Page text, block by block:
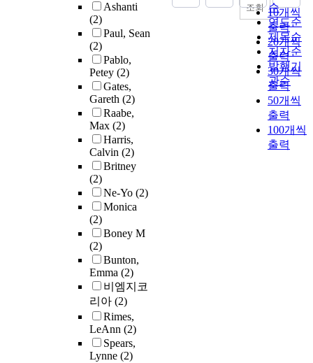
Ashanti
(2)
Paul, Sean
(2)
Pablo,
Petey (2)
Gates,
Gareth (2)
Raabe,
Max (2)
Harris,
Calvin (2)
Britney
(2)
Ne-Yo (2)
Monica
(2)
Boney M
(2)
Bunton,
Emma (2)
비엠지코
리아 (2)
Rimes,
LeAnn (2)
Spears,
Lynne (2)
순
연도순
제목순
저자순
발행기
관순
10개씩
출력
20개씩
출력
30개씩
출력
50개씩
출력
100개씩
출력
조회